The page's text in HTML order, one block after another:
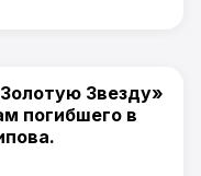
Звезду»
погибшего в